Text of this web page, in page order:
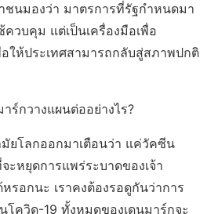
ชนมองว่า มาตรการที่รัฐกำหนดมา
ควบคุม แต่เป็นเครื่องมือเพื่อ
ให้ประเทศสามารถกลับสู่สภาพปกติ
ร์กวางแผนต่ออย่างไร?
ยโลกออกมาเตือนว่า แค่วัคซีน
ะหยุดการแพร่ระบาดของเจ้า
รอกนะ เราคงต้องรอดูกันว่าการ
โควิด-19 ทั้งหมดของเดนมาร์กจะ